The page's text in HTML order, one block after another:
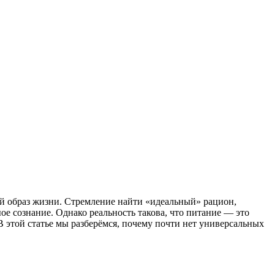
жизни. Стремление найти «идеальный» рацион,
Однако реальность такова, что питание — это
статье мы разберёмся, почему почти нет универсальных